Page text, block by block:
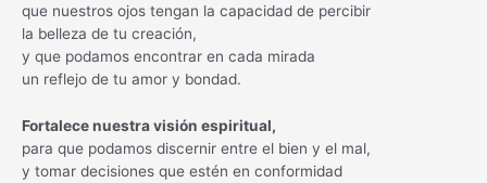
que nuestros ojos tengan la capacidad de percibir
la belleza de tu creación,
y que podamos encontrar en cada mirada
un reflejo de tu amor y bondad.
Fortalece nuestra visión espiritual,
para que podamos discernir entre el bien y el mal,
y tomar decisiones que estén en conformidad